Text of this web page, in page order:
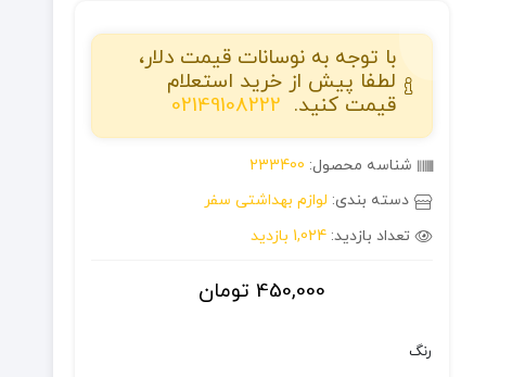
با توجه به نوسانات قیمت دلار،
لطفا پیش از خرید استعلام
قیمت کنید. 02149108222
شناسه محصول: 233400
دسته بندی: لوازم بهداشتی سفر
تعداد بازدید: 1,024 بازدید
450,000 تومان
رنگ